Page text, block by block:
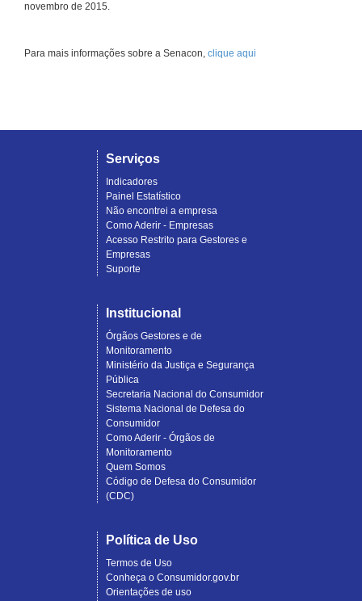
novembro de 2015.
Para mais informações sobre a Senacon, clique aqui
Serviços
Indicadores
Painel Estatístico
Não encontrei a empresa
Como Aderir - Empresas
Acesso Restrito para Gestores e
Empresas
Suporte
Institucional
Órgãos Gestores e de
Monitoramento
Ministério da Justiça e Segurança
Pública
Secretaria Nacional do Consumidor
Sistema Nacional de Defesa do
Consumidor
Como Aderir - Órgãos de
Monitoramento
Quem Somos
Código de Defesa do Consumidor
(CDC)
Política de Uso
Termos de Uso
Conheça o Consumidor.gov.br
Orientações de uso